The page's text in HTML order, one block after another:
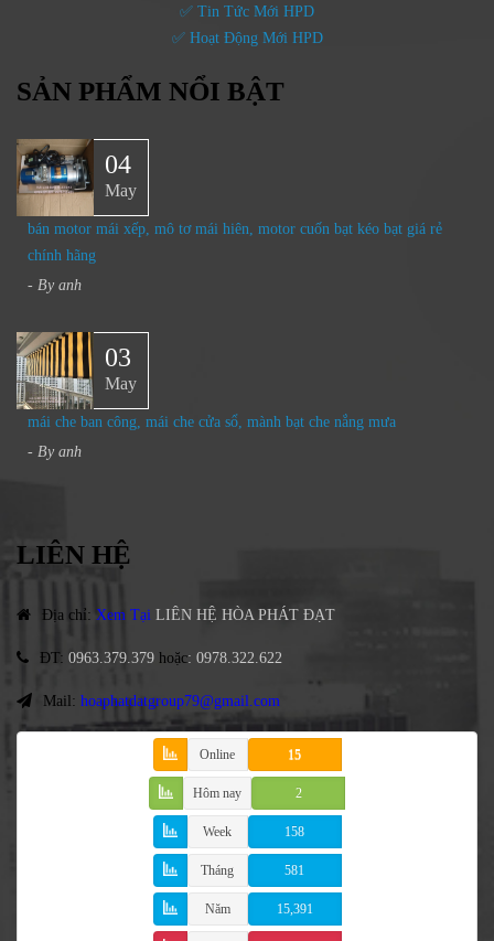
✅ Tin Tức Mới HPD
✅ Hoạt Động Mới HPD
SẢN PHẨM NỔI BẬT
04
May
bán motor mái xếp, mô tơ mái hiên, motor cuốn bạt kéo bạt giá rẻ
chính hãng
- By anh
03
May
mái che ban công, mái che cửa sổ, mành bạt che nắng mưa
- By anh
LIÊN HỆ
Địa chỉ: Xem Tại LIÊN HỆ HÒA PHÁT ĐẠT
ĐT: 0963.379.379 hoặc: 0978.322.622
Mail: hoaphatdatgroup79@gmail.com
Online 15
Hôm nay 2
Week 158
Tháng 581
Năm 15,391